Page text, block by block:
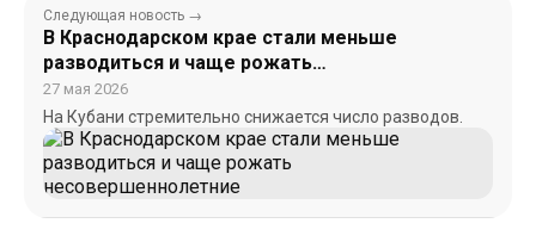
Следующая новость →
В Краснодарском крае стали меньше
разводиться и чаще рожать
несовершеннолетние
27 мая 2026
На Кубани стремительно снижается число разводов.